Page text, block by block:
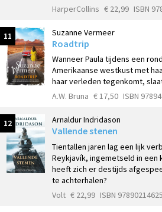
HarperCollins € 22,99 ISBN
11 Suzanne Vermeer
Roadtrip
Wanneer Paula tijdens een
Amerikaanse westkust met
haar verleden tegenkomt,
A.W. Bruna € 17,50 ISBN
12 Arnaldur Indridason
Vallende stenen
Tientallen jaren lag een lijk
Reykjavík, ingemetseld in een
heeft zich er destijds
te achterhalen?
Volt € 22,99 ISBN